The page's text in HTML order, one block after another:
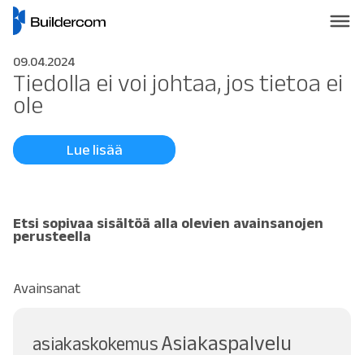
09.04.2024
Tiedolla ei voi johtaa, jos tietoa ei
ole
Lue lisää
Etsi sopivaa sisältöä alla olevien avainsanojen
perusteella
Avainsanat
asiakaskokemusAsiakaspalvelu